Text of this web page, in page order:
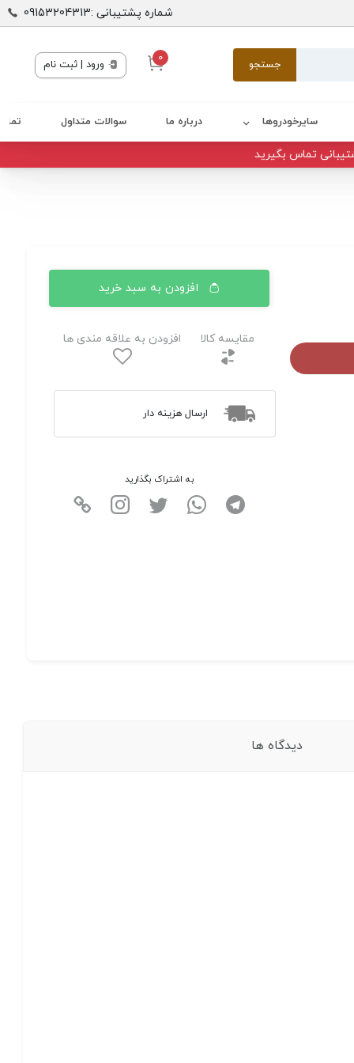
شماره پشتیبانی :09153204313
جستجو 0 ورود | ثبت نام
سایرخودروها درباره ما سوالات متداول
تماس بگیرید
افزودن به سبد خرید
مقایسه کالا افزودن به علاقه مندی ها
ارسال هزینه دار
به اشتراک بگذارید
دیدگاه ها